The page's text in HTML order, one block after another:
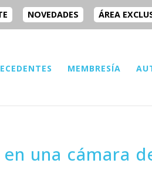
NOVEDADES ÁREA
MEMBRESÍA
una cámara